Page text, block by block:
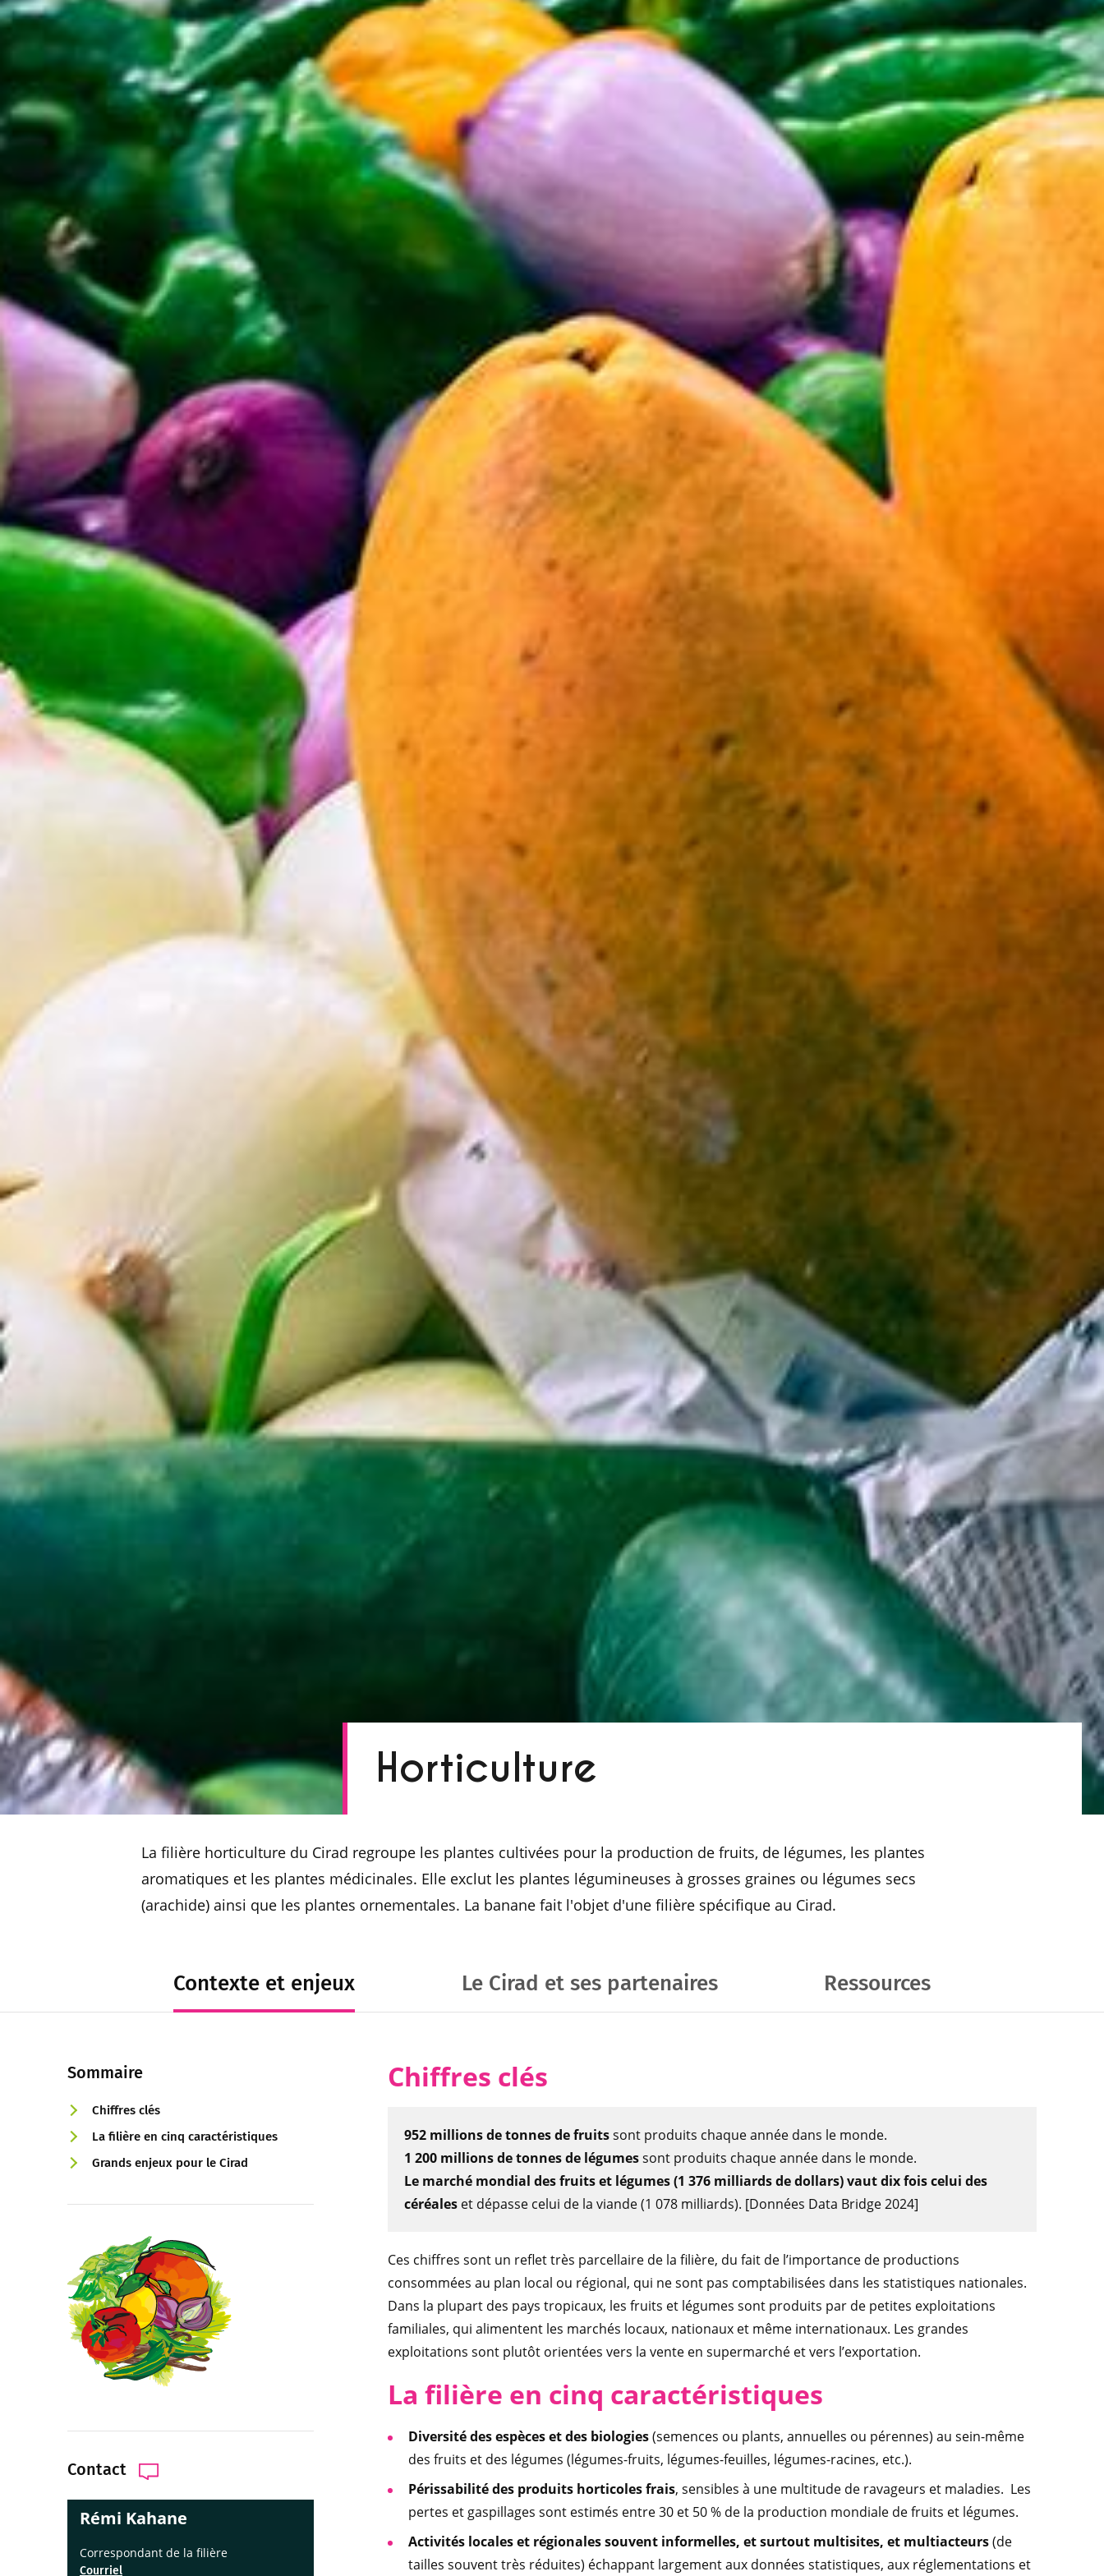
Horticulture
La filière horticulture du Cirad regroupe les plantes cultivées pour la production de fruits, de légumes, les plantes
aromatiques et les plantes médicinales. Elle exclut les plantes légumineuses à grosses graines ou légumes secs
(arachide) ainsi que les plantes ornementales. La banane fait l'objet d'une filière spécifique au Cirad.
Contexte et enjeux Le Cirad et ses partenaires Ressources
Sommaire
Chiffres clés
La filière en cinq caractéristiques
Grands enjeux pour le Cirad
Contact
Rémi Kahane
Correspondant de la filière
Courriel
Chiffres clés
952 millions de tonnes de fruitssont produits chaque année dans le monde.
1 200 millions de tonnes de légumessont produits chaque année dans le monde.
Le marché mondial des fruits et légumes (1 376 milliards de dollars) vaut dix fois celui des
céréales et dépasse celui de la viande (1 078 milliards). [Données Data Bridge 2024]
Ces chiffres sont un reflet très parcellaire de la filière, du fait de l’importance de productions
consommées au plan local ou régional, qui ne sont pas comptabilisées dans les statistiques nationales.
Dans la plupart des pays tropicaux, les fruits et légumes sont produits par de petites exploitations
familiales, qui alimentent les marchés locaux, nationaux et même internationaux. Les grandes
exploitations sont plutôt orientées vers la vente en supermarché et vers l’exportation.
La filière en cinq caractéristiques
Diversité des espèces et des biologies(semences ou plants, annuelles ou pérennes) au sein-même
des fruits et des légumes (légumes-fruits, légumes-feuilles, légumes-racines, etc.).
Périssabilité des produits horticoles frais, sensibles à une multitude de ravageurs et maladies. Les
pertes et gaspillages sont estimés entre 30 et 50 % de la production mondiale de fruits et légumes.
Activités locales et régionales souvent informelles, et surtout multisites, et multiacteurs(de
tailles souvent très réduites) échappant largement aux données statistiques, aux réglementations et